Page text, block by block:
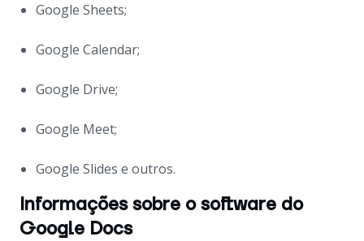
Google Sheets;
Google Calendar;
Google Drive;
Google Meet;
Google Slides e outros.
Informações sobre o software do
Google Docs